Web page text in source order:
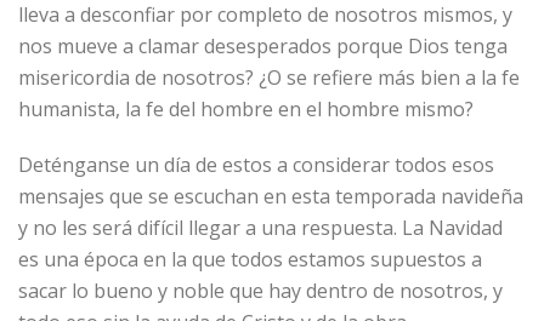
lleva a desconfiar por completo de nosotros mismos, y
nos mueve a clamar desesperados porque Dios tenga
misericordia de nosotros? ¿O se refiere más bien a la fe
humanista, la fe del hombre en el hombre mismo?
Deténganse un día de estos a considerar todos esos
mensajes que se escuchan en esta temporada navideña
y no les será difícil llegar a una respuesta. La Navidad
es una época en la que todos estamos supuestos a
sacar lo bueno y noble que hay dentro de nosotros, y